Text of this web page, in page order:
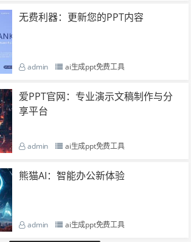
无费利器：更新您的PPT内容
admin ai生成ppt免费工具
爱PPT官网：专业演示文稿制作与分
享平台
admin ai生成ppt免费工具
熊猫AI：智能办公新体验
admin ai生成ppt免费工具